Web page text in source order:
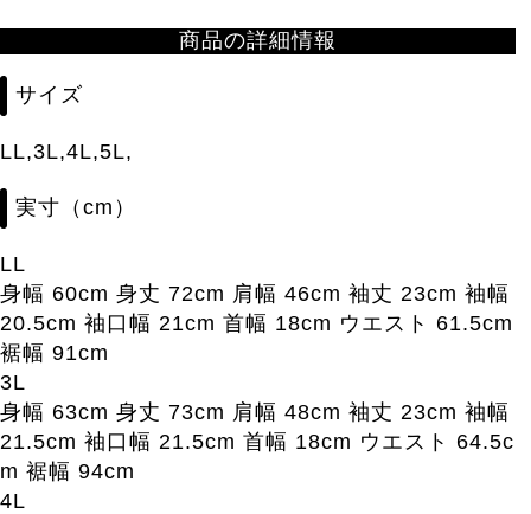
商品の詳細情報
サイズ
LL,3L,4L,5L,
実寸（cm）
LL
身幅 60cm 身丈 72cm 肩幅 46cm 袖丈 23cm 袖幅
20.5cm 袖口幅 21cm 首幅 18cm ウエスト 61.5cm
裾幅 91cm
3L
身幅 63cm 身丈 73cm 肩幅 48cm 袖丈 23cm 袖幅
21.5cm 袖口幅 21.5cm 首幅 18cm ウエスト 64.5c
m 裾幅 94cm
4L